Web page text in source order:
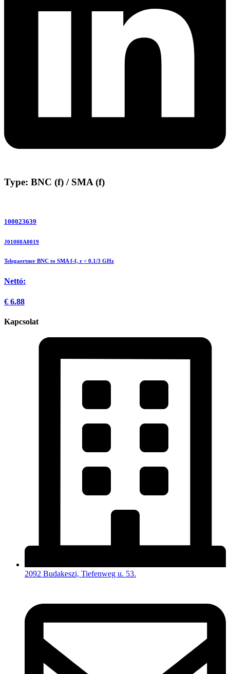
Type: BNC (f) / SMA (f)
100023639
J01008A0019
Telegaertner BNC to SMA f-f, r < 0.1/3 GHz
Nettó:
€ 6.88
Kapcsolat
2092 Budakeszi, Tiefenweg u. 53.